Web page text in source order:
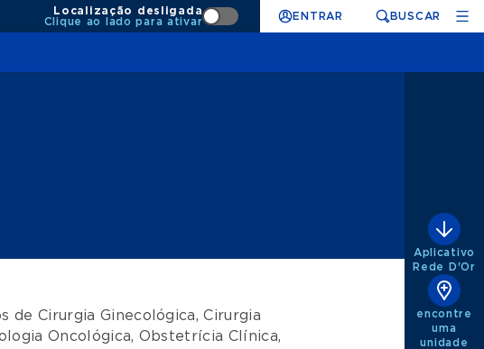
Localização desligada
Clique ao lado para ativar
ENTRAR BUSCAR
deCirurgia Ginecológica,Cirurgia
Oncológica, Obstetrícia Clínica,
Aplicativo
Rede D'Or
encontre
uma
unidade